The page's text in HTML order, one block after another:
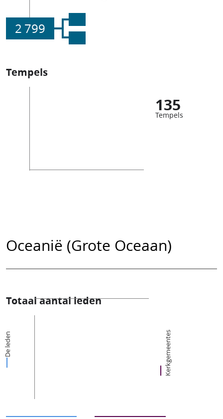
2 799
Tempels
135
Tempels
Oceanië (Grote Oceaan)
Totaal aantal leden
De leden Kerkgemeentes